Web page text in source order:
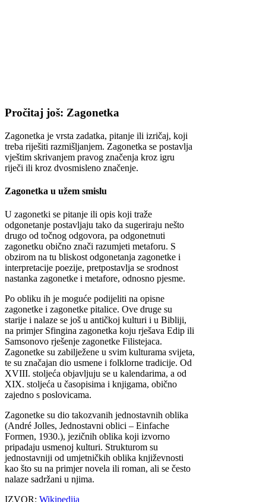
Pročitaj još: Zagonetka
Zagonetka je vrsta zadatka, pitanje ili izričaj, koji
treba riješiti razmišljanjem. Zagonetka se postavlja
vještim skrivanjem pravog značenja kroz igru
riječi ili kroz dvosmisleno značenje.
Zagonetka u užem smislu
U zagonetki se pitanje ili opis koji traže
odgonetanje postavljaju tako da sugeriraju nešto
drugo od točnog odgovora, pa odgonetnuti
zagonetku obično znači razumjeti metaforu. S
obzirom na tu bliskost odgonetanja zagonetke i
interpretacije poezije, pretpostavlja se srodnost
nastanka zagonetke i metafore, odnosno pjesme.
Po obliku ih je moguće podijeliti na opisne
zagonetke i zagonetke pitalice. Ove druge su
starije i nalaze se još u antičkoj kulturi i u Bibliji,
na primjer Sfingina zagonetka koju rješava Edip ili
Samsonovo rješenje zagonetke Filistejaca.
Zagonetke su zabilježene u svim kulturama svijeta,
te su značajan dio usmene i folklorne tradicije. Od
XVIII. stoljeća objavljuju se u kalendarima, a od
XIX. stoljeća u časopisima i knjigama, obično
zajedno s poslovicama.
Zagonetke su dio takozvanih jednostavnih oblika
(André Jolles, Jednostavni oblici – Einfache
Formen, 1930.), jezičnih oblika koji izvorno
pripadaju usmenoj kulturi. Strukturom su
jednostavniji od umjetničkih oblika književnosti
kao što su na primjer novela ili roman, ali se često
nalaze sadržani u njima.
IZVOR: Wikipedija